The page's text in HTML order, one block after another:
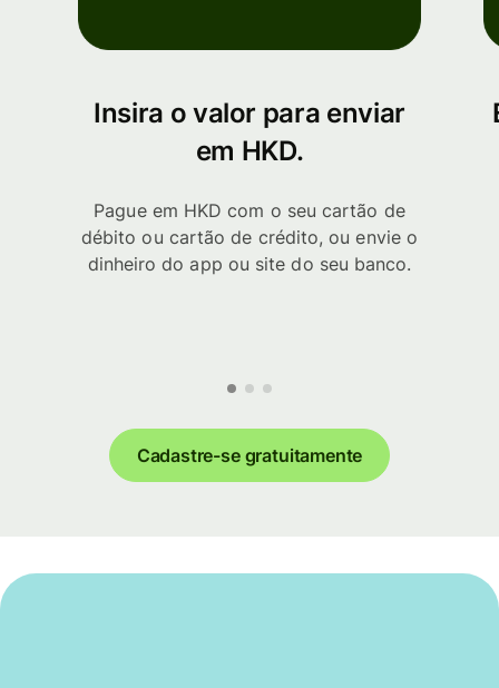
Insira o valor para enviar
em HKD.
Pague em HKD com o seu cartão de
débito ou cartão de crédito, ou envie o
dinheiro do app ou site do seu banco.
Cadastre-se gratuitamente